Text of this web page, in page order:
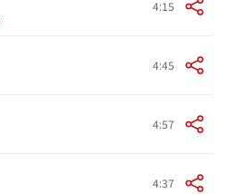
4:15
4:45
4:57
4:37